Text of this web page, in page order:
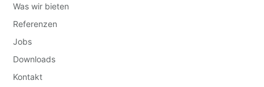
Was wir bieten
Referenzen
Jobs
Downloads
Kontakt